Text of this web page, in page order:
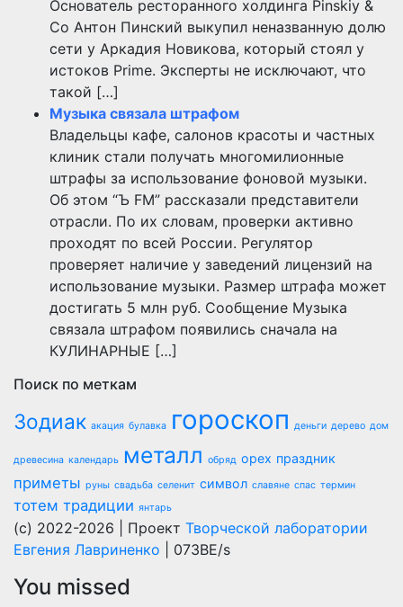
Основатель ресторанного холдинга Pinskiy &
Co Антон Пинский выкупил неназванную долю
сети у Аркадия Новикова, который стоял у
истоков Prime. Эксперты не исключают, что
такой […]
Музыка связала штрафом
Владельцы кафе, салонов красоты и частных
клиник стали получать многомилионные
штрафы за использование фоновой музыки.
Об этом “Ъ FM” рассказали представители
отрасли. По их словам, проверки активно
проходят по всей России. Регулятор
проверяет наличие у заведений лицензий на
использование музыки. Размер штрафа может
достигать 5 млн руб. Сообщение Музыка
связала штрафом появились сначала на
КУЛИНАРНЫЕ […]
Поиск по меткам
Зодиак акация булавка гороскоп деньги дерево дом
древесина календарь металл обряд орех праздник
приметы руны свадьба селенит символ славяне спас термин
тотем традиции янтарь
(c) 2022-2026 | Проект Творческой лаборатории
Евгения Лавриненко | 073BE/s
You missed